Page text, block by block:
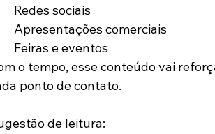
Redes sociais
Apresentações comerciais
Feiras e eventos
o tempo, esse conteúdo vai
ponto de contato.
de leitura: